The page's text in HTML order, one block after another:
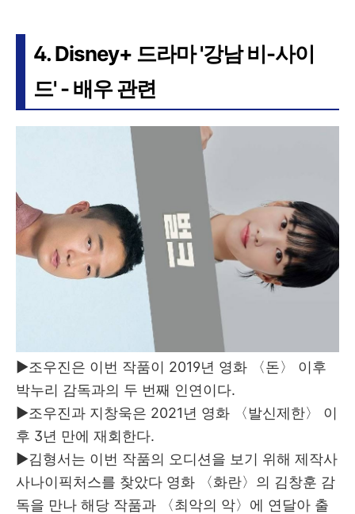
4. Disney+ 드라마 '강남 비-사이
드' - 배우 관련
▶조우진은 이번 작품이 2019년 영화 〈돈〉 이후
박누리 감독과의 두 번째 인연이다.
▶조우진과 지창욱은 2021년 영화 〈발신제한〉 이
후 3년 만에 재회한다.
▶김형서는 이번 작품의 오디션을 보기 위해 제작사
사나이픽처스를 찾았다 영화 〈화란〉의 김창훈 감
독을 만나 해당 작품과 〈최악의 악〉에 연달아 출